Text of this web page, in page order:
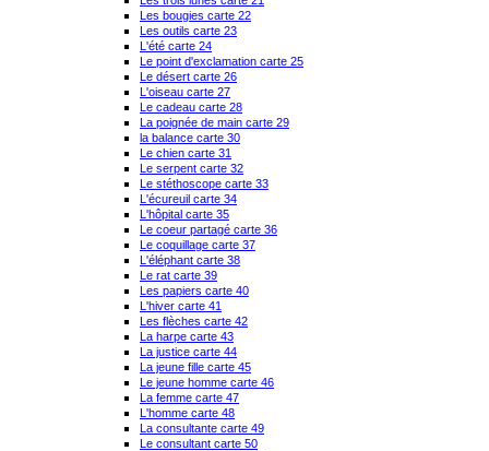
Les bougies carte 22
Les outils carte 23
L'été carte 24
Le point d'exclamation carte 25
Le désert carte 26
L'oiseau carte 27
Le cadeau carte 28
La poignée de main carte 29
la balance carte 30
Le chien carte 31
Le serpent carte 32
Le stéthoscope carte 33
L'écureuil carte 34
L'hôpital carte 35
Le coeur partagé carte 36
Le coquillage carte 37
L'éléphant carte 38
Le rat carte 39
Les papiers carte 40
L'hiver carte 41
Les flèches carte 42
La harpe carte 43
La justice carte 44
La jeune fille carte 45
Le jeune homme carte 46
La femme carte 47
L'homme carte 48
La consultante carte 49
Le consultant carte 50